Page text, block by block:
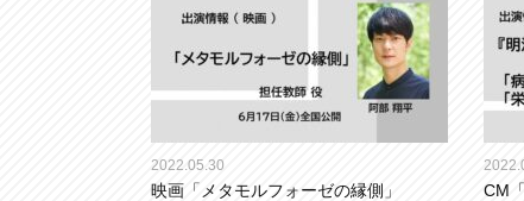
2022.05.30
映画「メタモルフォーゼの縁側」 CM